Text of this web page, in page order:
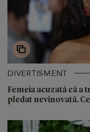
DIVERTISMENT
Femeia acuzată că a
pledat nevinovată.